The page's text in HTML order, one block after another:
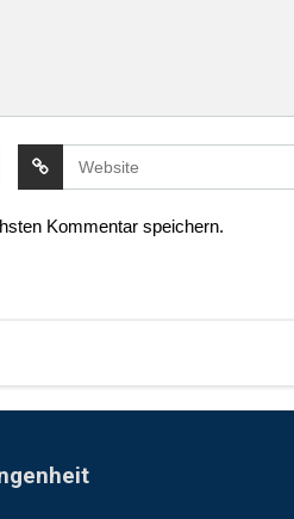
Kommentar speichern.